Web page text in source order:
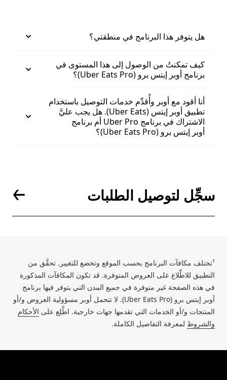
هل يتوفر هذا البرنامج في منطقتي؟
كيف تمكنتُ من الوصول إلى هذا المستوى في
برنامج أوبر إيتس برو (Uber Eats Pro)؟
أنا أقود مع أوبر وأُقدِّم خدمات التوصيل باستخدام
تطبيق أوبر إيتس (Uber Eats). هل يجب عليَّ
الاشتراك في برنامج Uber Pro أم برنامج
أوبر إيتس برو (Uber Eats Pro)؟
سجِّل لتوصيل الطلبات
¹تختلف مكافآت البرنامج بحسب الموقع وتخضع للتغيير. تحقَّق من
التطبيق للاطِّلاع على العروض المتوفرة. قد تكون المكافآت المذكورة
في هذه الصفحة غير متوفرة في جميع المدن التي يتوفر فيها برنامج
أوبر إيتس برو (Uber Eats Pro). لا تتحمل أوبر مسؤولية العروض و/أو
المنتجات و/أو الخدمات التي تقدمها جهات خارجية. اطَّلِع على الأحكام
والشروط لمعرفة التفاصيل الكاملة.